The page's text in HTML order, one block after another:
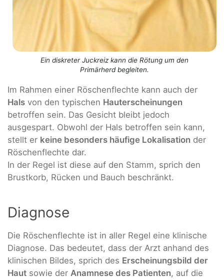
Ein diskreter Juckreiz kann die Rötung um den
Primärherd begleiten.
Im Rahmen einer Röschenflechte kann auch der
Hals von den typischen Hauterscheinungen
betroffen sein. Das Gesicht bleibt jedoch
ausgespart. Obwohl der Hals betroffen sein kann,
stellt er keine besonders häufige Lokalisation der
Röschenflechte dar.
In der Regel ist diese auf den Stamm, sprich den
Brustkorb, Rücken und Bauch beschränkt.
Diagnose
Die Röschenflechte ist in aller Regel eine klinische
Diagnose. Das bedeutet, dass der Arzt anhand des
klinischen Bildes, sprich des Erscheinungsbild der
Haut sowie der Anamnese des Patienten, auf die